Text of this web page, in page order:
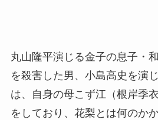
丸山隆平演じる金子の息子・
を殺害した男、小島高史を演
は、自身の母こず江（根岸季
をしており、花梨とは何のか